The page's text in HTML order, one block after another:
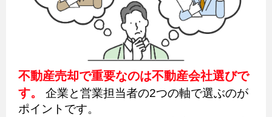
不動産売却で重要なのは不動産会社選びで
す。
企業と営業担当者の2つの軸で選ぶのが
ポイントです。